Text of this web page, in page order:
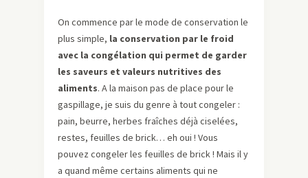
On commence par le mode de conservation le
plus simple, la conservation par le froid
avec la congélation qui permet de garder
les saveurs et valeurs nutritives des
aliments. A la maison pas de place pour le
gaspillage, je suis du genre à tout congeler :
pain, beurre, herbes fraîches déjà ciselées,
restes, feuilles de brick… eh oui ! Vous
pouvez congeler les feuilles de brick ! Mais il y
a quand même certains aliments qui ne